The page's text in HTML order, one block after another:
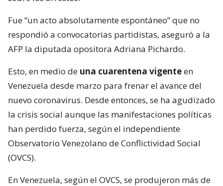
Fue “un acto absolutamente espontáneo” que no
respondió a convocatorias partidistas, aseguró a la
AFP la diputada opositora Adriana Pichardo.
Esto, en medio de una cuarentena vigenteen
Venezuela desde marzo para frenar el avance del
nuevo coronavirus. Desde entonces, se ha agudizado
la crisis social aunque las manifestaciones políticas
han perdido fuerza, según el independiente
Observatorio Venezolano de Conflictividad Social
(OVCS).
En Venezuela, según el OVCS, se produjeron más de